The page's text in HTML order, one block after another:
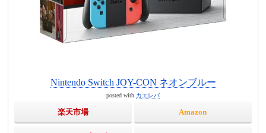
Nintendo Switch JOY-CON ネオンブルー
posted with カエレバ
楽天市場 Amazon